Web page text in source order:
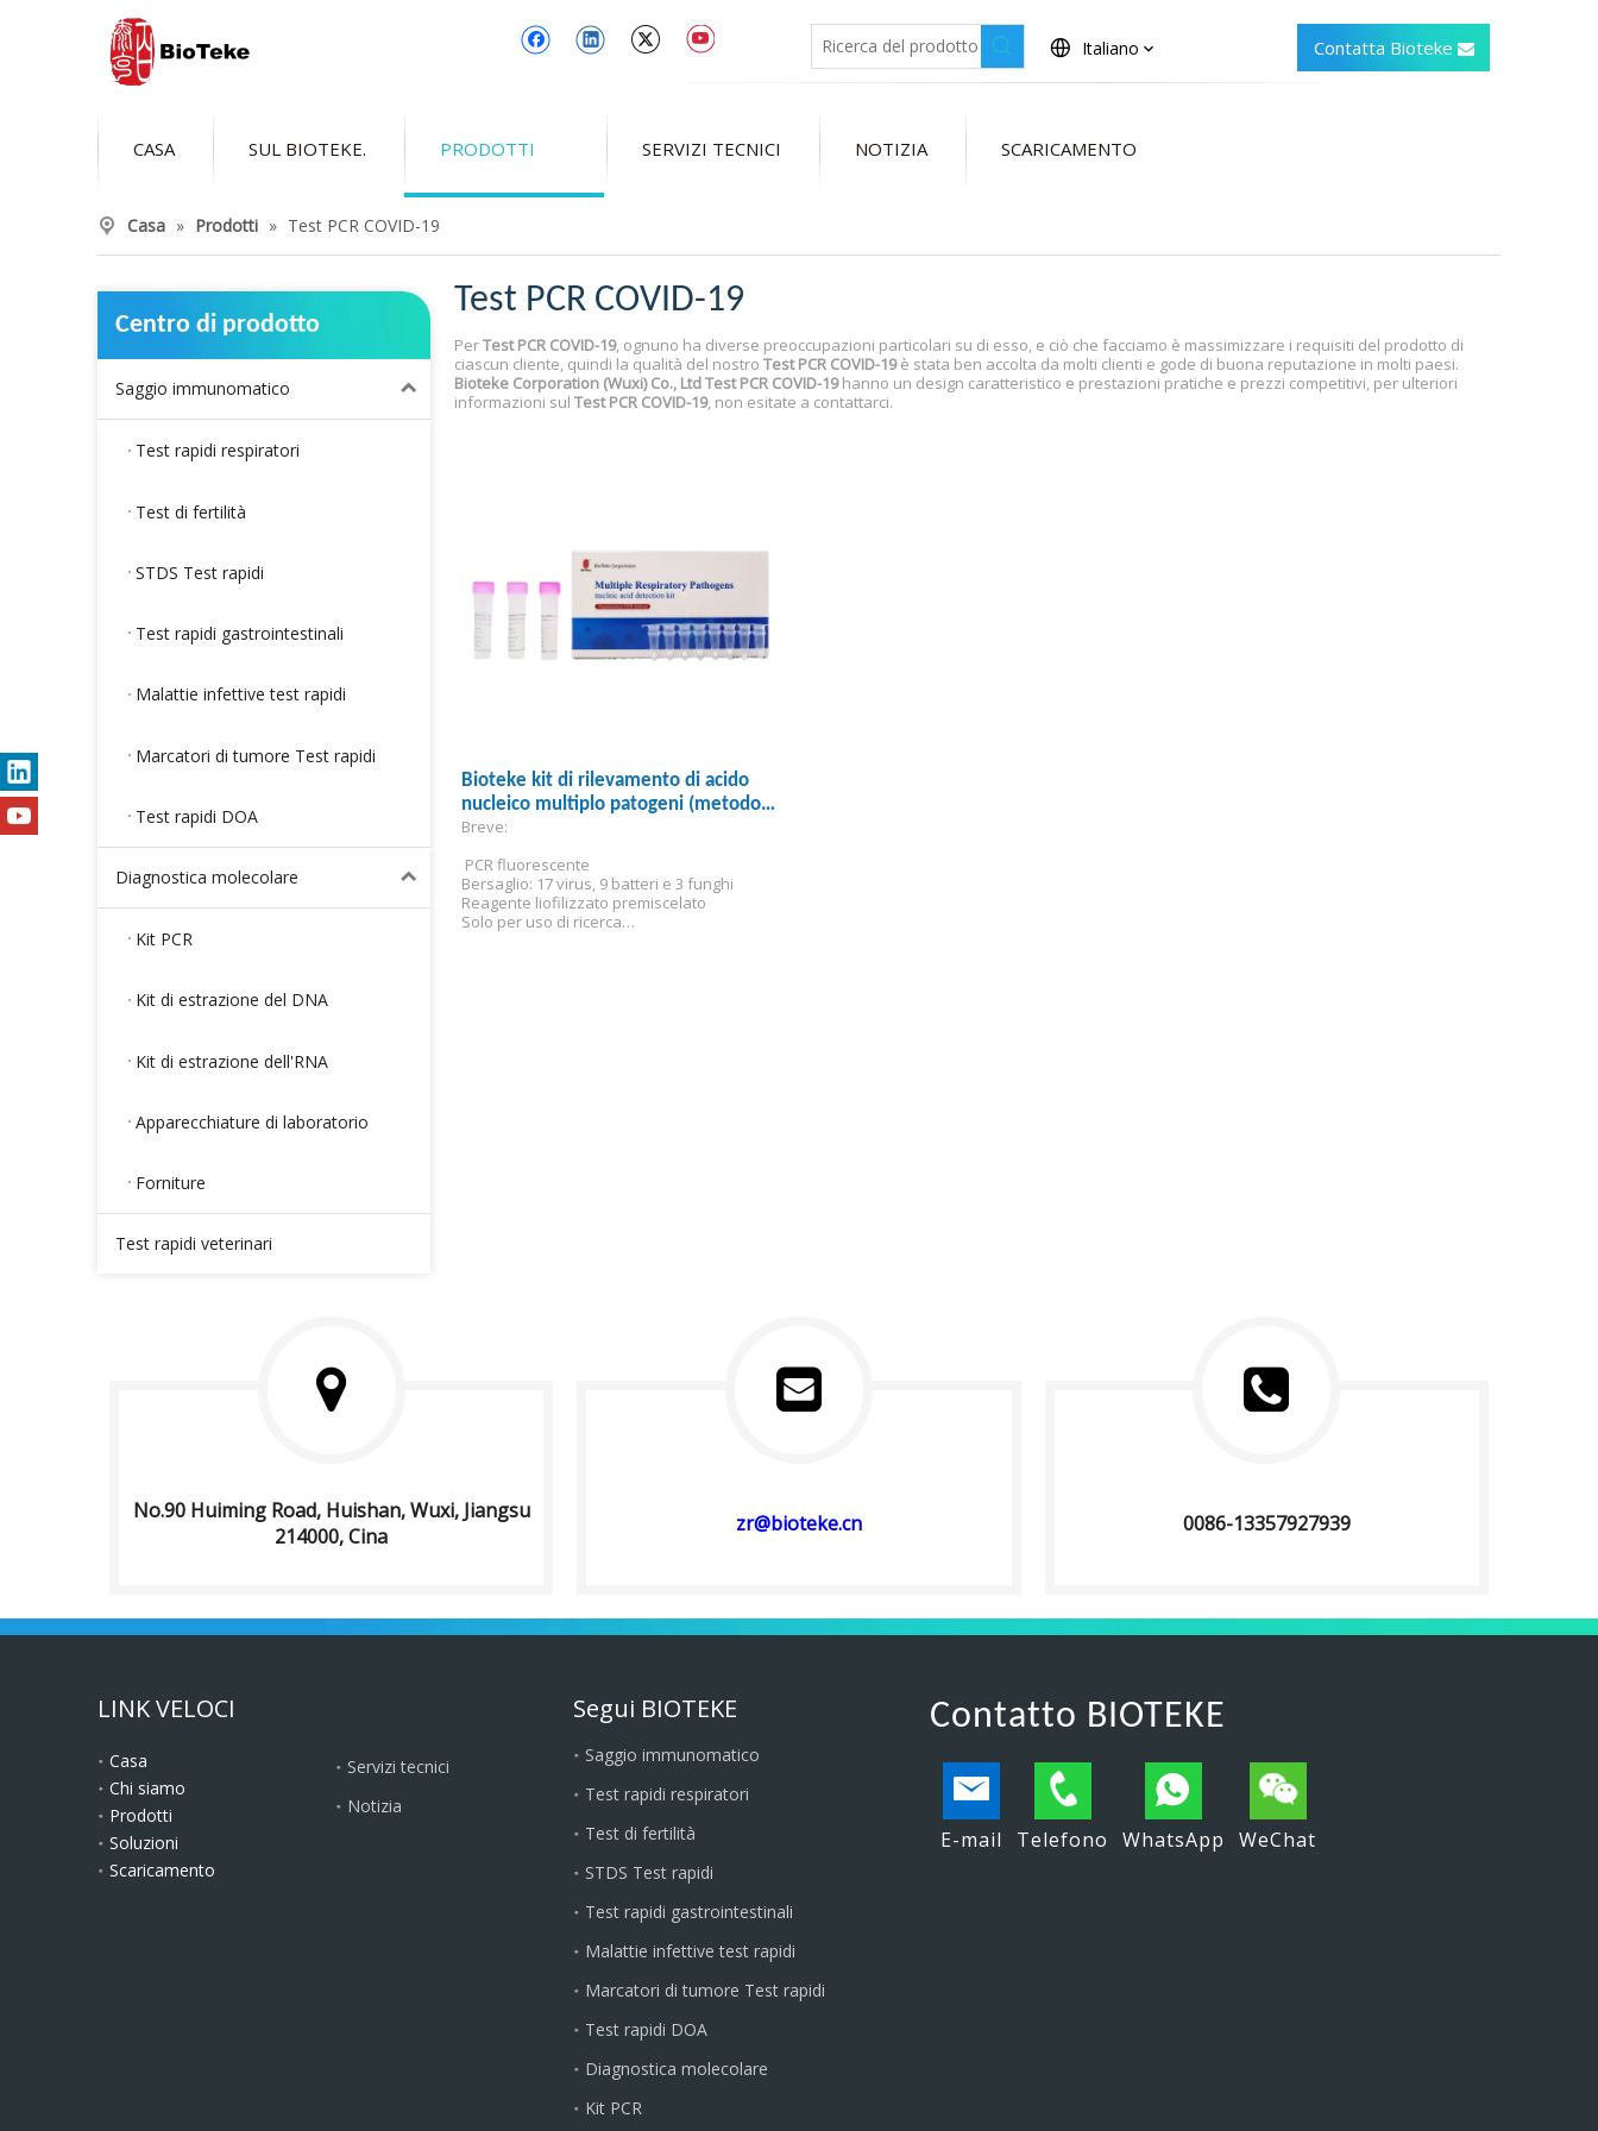
Italiano Contatta Bioteke
CASA SUL BIOTEKE. PRODOTTI SERVIZI TECNICI NOTIZIA SCARICAMENTO
Casa » Prodotti » Test PCR COVID-19
Centro di prodotto
Saggio immunomatico
Test rapidi respiratori
Test di fertilità
STDS Test rapidi
Test rapidi gastrointestinali
Malattie infettive test rapidi
Marcatori di tumore Test rapidi
Test rapidi DOA
Diagnostica molecolare
Kit PCR
Kit di estrazione del DNA
Kit di estrazione dell'RNA
Apparecchiature di laboratorio
Forniture
Test rapidi veterinari
Test PCR COVID-19
PerTest PCR COVID-19, ognuno ha diverse preoccupazioni particolari su di esso, e ciò che facciamo è massimizzare i requisiti del prodotto di
ciascun cliente, quindi la qualità del nostro Test PCR COVID-19è stata ben accolta da molti clienti e gode di buona reputazione in molti paesi.
Bioteke Corporation (Wuxi) Co., LtdTest PCR COVID-19hanno un design caratteristico e prestazioni pratiche e prezzi competitivi, per ulteriori
informazioni sul Test PCR COVID-19, non esitate a contattarci.
Bioteke kit di rilevamento di acido
nucleico multiplo patogeni (metodo
PCR fluorescenza)
Breve:
PCR fluorescente
Bersaglio: 17 virus, 9 batteri e 3 funghi
Reagente liofilizzato premiscelato
Solo per uso di ricerca
No.90 Huiming Road, Huishan, Wuxi, Jiangsu
214000, Cina
zr@bioteke.cn 0086-13357927939
LINK VELOCI
Casa
Chi siamo
Prodotti
Soluzioni
Scaricamento
Servizi tecnici
Notizia
Segui BIOTEKE
Saggio immunomatico
Test rapidi respiratori
Test di fertilità
STDS Test rapidi
Test rapidi gastrointestinali
Malattie infettive test rapidi
Marcatori di tumore Test rapidi
Test rapidi DOA
Diagnostica molecolare
Kit PCR
Contatto BIOTEKE
E-mail Telefono WhatsApp WeChat